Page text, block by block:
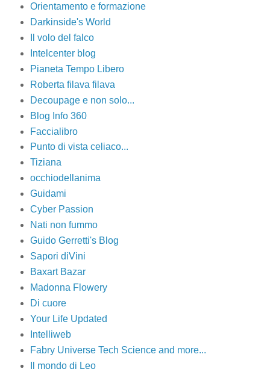
Orientamento e formazione
Darkinside's World
Il volo del falco
Intelcenter blog
Pianeta Tempo Libero
Roberta filava filava
Decoupage e non solo...
Blog Info 360
Faccialibro
Punto di vista celiaco...
Tiziana
occhiodellanima
Guidami
Cyber Passion
Nati non fummo
Guido Gerretti's Blog
Sapori diVini
Baxart Bazar
Madonna Flowery
Di cuore
Your Life Updated
Intelliweb
Fabry Universe Tech Science and more...
Il mondo di Leo